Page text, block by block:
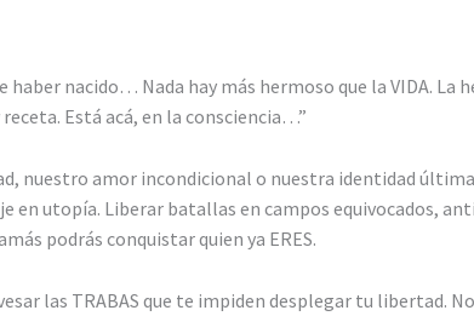
nacido… Nada hay más hermoso que la VIDA. La
Está acá, en la consciencia…”
nuestro amor incondicional o nuestra identidad
en utopía. Liberar batallas en campos equivocados,
podrás conquistar quien ya ERES.
las TRABAS que te impiden desplegar tu libertad.